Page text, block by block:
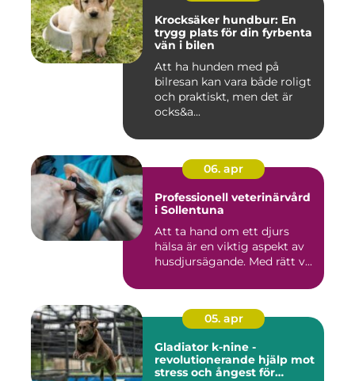
Krocksäker hundbur: En
trygg plats för din fyrbenta
vän i bilen
Att ha hunden med på
bilresan kan vara både roligt
och praktiskt, men det är
ocks&a...
06. apr
Professionell veterinärvård
i Sollentuna
Att ta hand om ett djurs
hälsa är en viktig aspekt av
husdjursägande. Med rätt v...
05. apr
Gladiator k-nine -
revolutionerande hjälp mot
stress och ångest för